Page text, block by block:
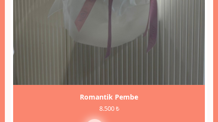
Romantik Pembe
8.500 ₺